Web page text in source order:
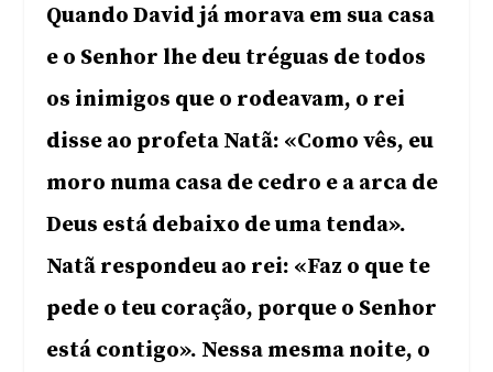
Quando David já morava em sua casa
e o Senhor lhe deu tréguas de todos
os inimigos que o rodeavam, o rei
disse ao profeta Natã: «Como vês, eu
moro numa casa de cedro e a arca de
Deus está debaixo de uma tenda».
Natã respondeu ao rei: «Faz o que te
pede o teu coração, porque o Senhor
está contigo». Nessa mesma noite, o